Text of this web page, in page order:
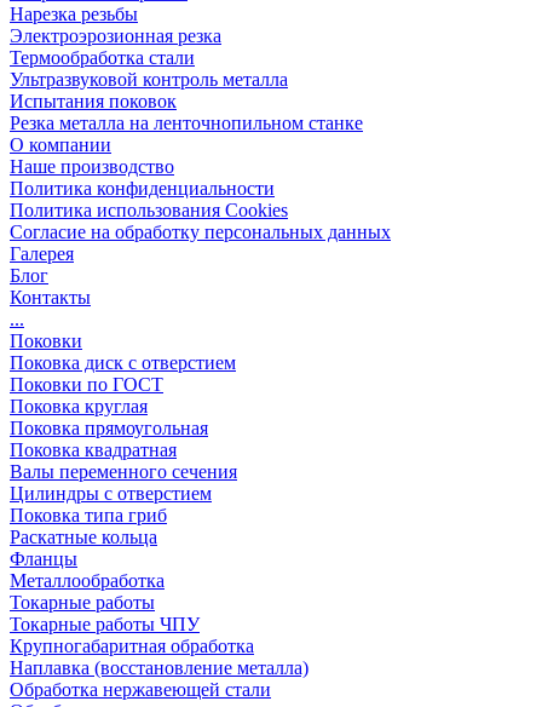
Нарезка резьбы
Электроэрозионная резка
Термообработка стали
Ультразвуковой контроль металла
Испытания поковок
Резка металла на ленточнопильном станке
О компании
Наше производство
Политика конфиденциальности
Политика использования Cookies
Согласие на обработку персональных данных
Галерея
Блог
Контакты
...
Поковки
Поковка диск с отверстием
Поковки по ГОСТ
Поковка круглая
Поковка прямоугольная
Поковка квадратная
Валы переменного сечения
Цилиндры с отверстием
Поковка типа гриб
Раскатные кольца
Фланцы
Металлообработка
Токарные работы
Токарные работы ЧПУ
Крупногабаритная обработка
Наплавка (восстановление металла)
Обработка нержавеющей стали